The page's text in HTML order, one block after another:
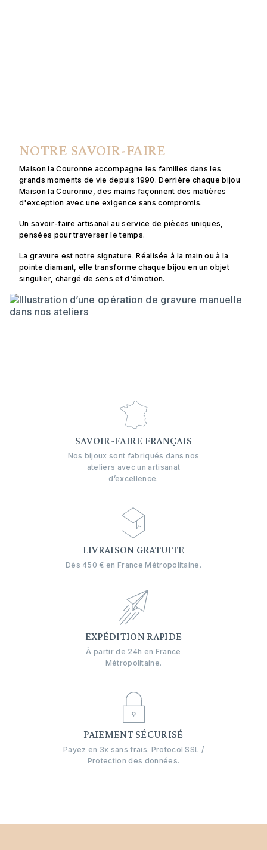
NOTRE SAVOIR-FAIRE
Maison la Couronne accompagne les familles dans les
grands moments de vie depuis 1990. Derrière chaque bijou
Maison la Couronne, des mains façonnent des matières
d'exception avec une exigence sans compromis.
Un savoir-faire artisanal au service de pièces uniques,
pensées pour traverser le temps.
La gravure est notre signature. Réalisée à la main ou à la
pointe diamant, elle transforme chaque bijou en un objet
singulier, chargé de sens et d'émotion.
SAVOIR-FAIRE FRANÇAIS
Nos bijoux sont fabriqués dans nos
ateliers avec un artisanat
d’excellence.
LIVRAISON GRATUITE
Dès 450 € en France Métropolitaine.
EXPÉDITION RAPIDE
À partir de 24h en France
Métropolitaine.
PAIEMENT SÉCURISÉ
Payez en 3x sans frais. Protocol SSL /
Protection des données.